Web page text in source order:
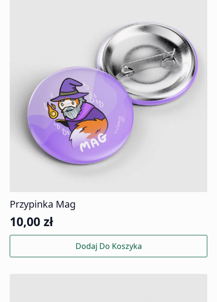
Przypinka Mag
10,00 zł
Dodaj Do Koszyka